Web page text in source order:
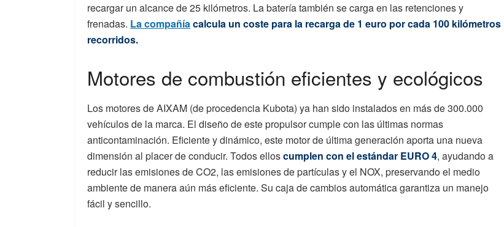
recargar un alcance de 25 kilómetros. La batería también se carga en las retenciones y
frenadas. La compañíacalcula un coste para la recarga de 1 euro por cada 100 kilómetros
recorridos.
Motores de combustión eficientes y ecológicos
Los motores de AIXAM (de procedencia Kubota) ya han sido instalados en más de 300.000
vehículos de la marca. El diseño de este propulsor cumple con las últimas normas
anticontaminación. Eficiente y dinámico, este motor de última generación aporta una nueva
dimensión al placer de conducir. Todos elloscumplen con el estándar EURO 4, ayudando a
reducir las emisiones de CO2, las emisiones de partículas y el NOX, preservando el medio
ambiente de manera aún más eficiente. Su caja de cambios automática garantiza un manejo
fácil y sencillo.